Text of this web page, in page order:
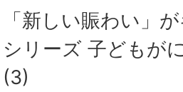
「新しい賑わい」
シリーズ 子どもが
(3)